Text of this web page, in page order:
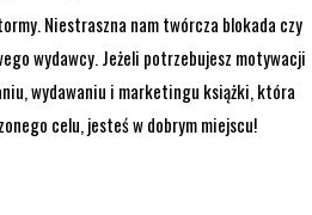
Niestraszna nam twórcza blokada czy
wydawcy. Jeżeli potrzebujesz motywacji
wydawaniu i marketingu książki, która
celu, jesteś w dobrym miejscu!